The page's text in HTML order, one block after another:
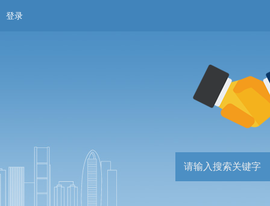
登录